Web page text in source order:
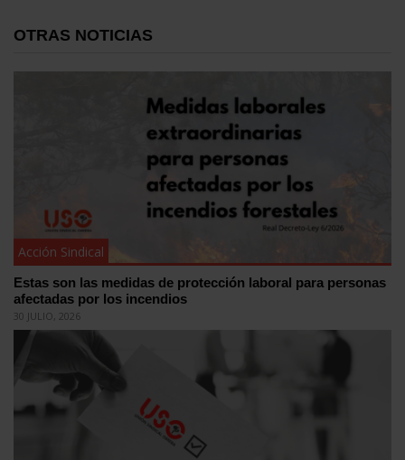
OTRAS NOTICIAS
Acción Sindical
Estas son las medidas de protección laboral para personas
afectadas por los incendios
30 JULIO, 2026